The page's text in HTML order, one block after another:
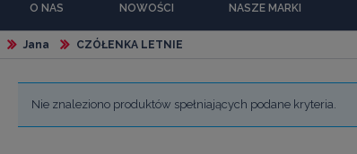
O NAS NOWOŚCI NASZE MARKI
Jana CZÓŁENKA LETNIE
Nie znaleziono produktów spełniających podane kryteria.